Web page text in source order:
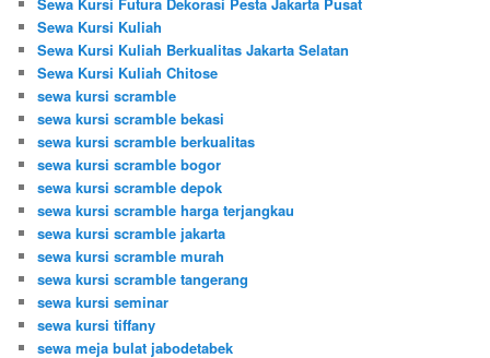
Sewa Kursi Kuliah
Sewa Kursi Kuliah Berkualitas Jakarta Selatan
Sewa Kursi Kuliah Chitose
sewa kursi scramble
sewa kursi scramble bekasi
sewa kursi scramble berkualitas
sewa kursi scramble bogor
sewa kursi scramble depok
sewa kursi scramble harga terjangkau
sewa kursi scramble jakarta
sewa kursi scramble murah
sewa kursi scramble tangerang
sewa kursi seminar
sewa kursi tiffany
sewa meja bulat jabodetabek